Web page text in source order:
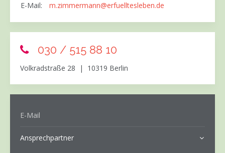
E-Mail:
m.zimmermann@erfuelltesleben.de
030 / 515 88 10
Volkradstraße 28 | 10319 Berlin
E-Mail
Ansprechpartner